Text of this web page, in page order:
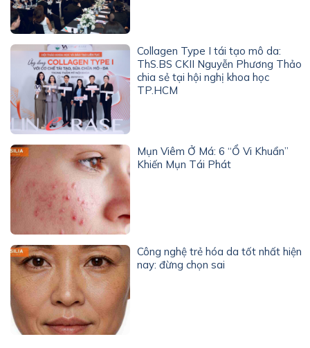
Collagen Type I tái tạo mô da:
ThS.BS CKII Nguyễn Phương Thảo
chia sẻ tại hội nghị khoa học
TP.HCM
Mụn Viêm Ở Má: 6 “Ổ Vi Khuẩn”
Khiến Mụn Tái Phát
Công nghệ trẻ hóa da tốt nhất hiện
nay: đừng chọn sai